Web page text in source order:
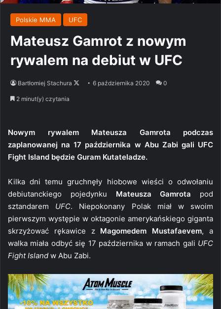
Polskie MMA UFC
Mateusz Gamrot z nowym
rywalem na debiut w UFC
Bartłomiej Stachura
Follow6 października 2020 0
2 minut(y) czytania
Nowym rywalem Mateusza Gamrota podczas
zaplanowanej na 17 października w Abu Zabi gali UFC
Fight Island będzie Guram Kutateladze.
Kilka dni temu gruchnęły hiobowe wieści o odwołaniu
debiutanckiego pojedynku Mateusza Gamrota pod
sztandarem UFC. Niepokonany Polak miał w swoim
pierwszym występie w oktagonie amerykańskiego giganta
skrzyżować rękawice z Magomedem Mustafaevem, a
walka miała odbyć się 17 października w ramach gali UFC
Fight Island w Abu Zabi.